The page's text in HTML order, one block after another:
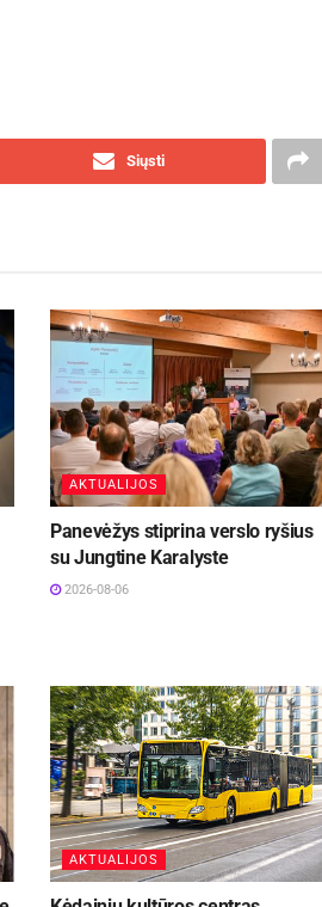
Siųsti
AKTUALIJOS
Panevėžys stiprina verslo ryšius
su Jungtine Karalyste
2026-08-06
AKTUALIJOS